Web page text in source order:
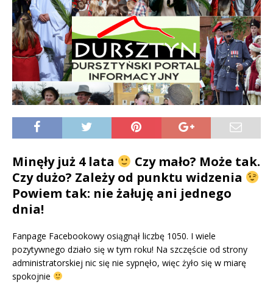
Minęły już 4 lata
Czy mało? Może tak.
Czy dużo? Zależy od punktu widzenia
Powiem tak: nie żałuję ani jednego
dnia!
Fanpage Facebookowy osiągnął liczbę 1050. I wiele
pozytywnego działo się w tym roku! Na szczęście od strony
administratorskiej nic się nie sypnęło, więc żyło się w miarę
spokojnie